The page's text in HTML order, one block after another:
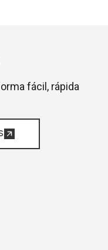
fácil, rápida